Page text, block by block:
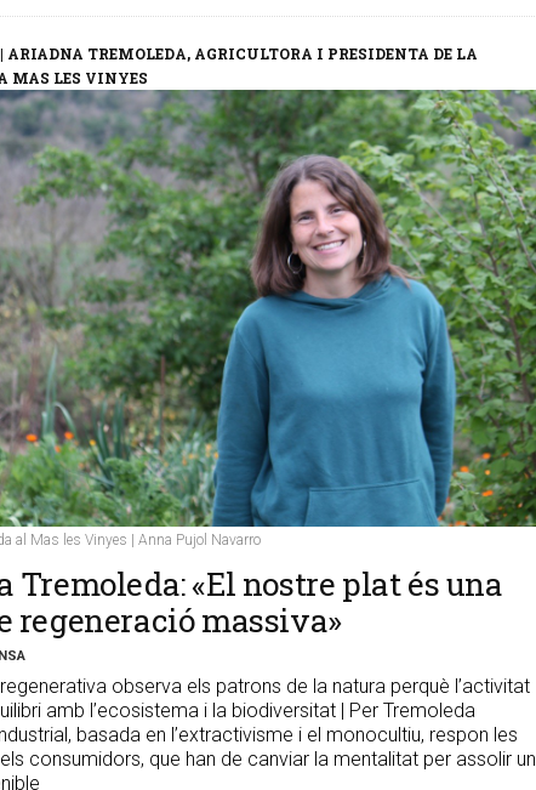
ARIADNA TREMOLEDA, AGRICULTORA I PRESIDENTA DE LA
MAS LES VINYES
al Mas les Vinyes | Anna Pujol Navarro
Tremoleda: «El nostre plat és una
regeneració massiva»
regenerativa observa els patrons de la natura perquè l’activitat
amb l’ecosistema i la biodiversitat | Per Tremoleda
basada en l’extractivisme i el monocultiu, respon les
consumidors, que han de canviar la mentalitat per assolir un